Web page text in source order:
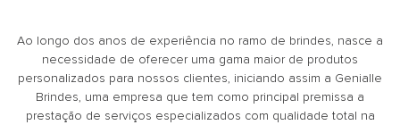
Ao longo dos anos de experiência no ramo de brindes, nasce a
necessidade de oferecer uma gama maior de produtos
personalizados para nossos clientes, iniciando assim a Genialle
Brindes, uma empresa que tem como principal premissa a
prestação de serviços especializados com qualidade total na